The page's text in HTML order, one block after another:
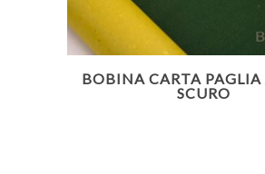
BOBINA CARTA PAGLIA
SCURO